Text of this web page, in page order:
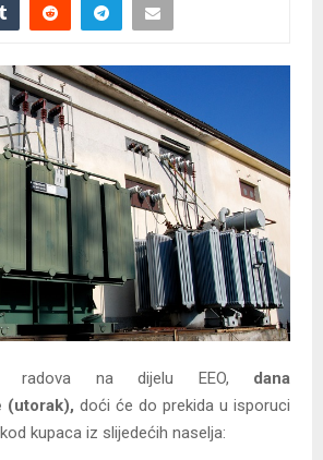
radova na dijelu EEO, dana
(utorak), doći će do prekida u isporuci
kupaca iz slijedećih naselja: